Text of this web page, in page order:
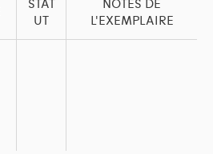
STAT
UT
NOTES DE
L'EXEMPLAIRE